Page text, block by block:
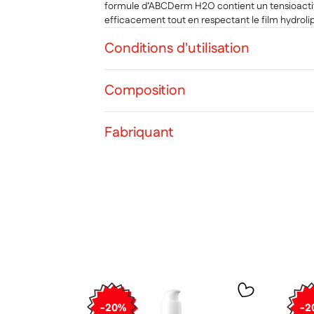
formule d’ABCDerm H2O contient un
efficacement tout en respectant le film
Conditions d'utilisation
Composition
Fabriquant
-20% -